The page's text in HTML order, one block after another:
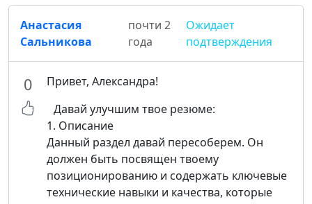
Анастасия
Сальникова
почти 2
года
Ожидает
подтверждения
0
Привет, Александра!
Давай улучшим твое резюме:
1. Описание
Данный раздел давай пересоберем. Он
должен быть посвящен твоему
позиционированию и содержать ключевые
технические навыки и качества, которые